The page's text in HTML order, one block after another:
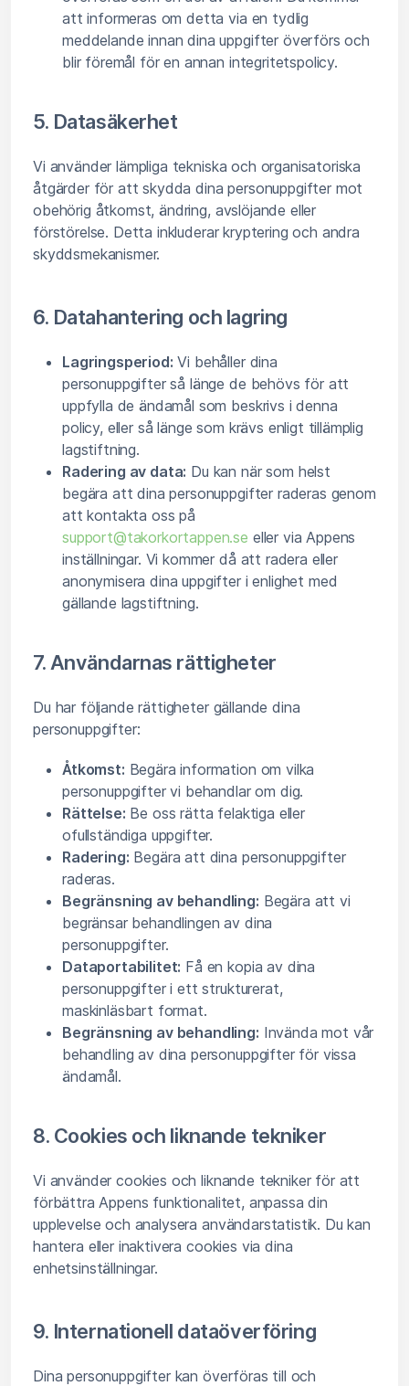
att informeras om detta via en tydlig
meddelande innan dina uppgifter överförs och
blir föremål för en annan integritetspolicy.
5. Datasäkerhet
Vi använder lämpliga tekniska och organisatoriska
åtgärder för att skydda dina personuppgifter mot
obehörig åtkomst, ändring, avslöjande eller
förstörelse. Detta inkluderar kryptering och andra
skyddsmekanismer.
6. Datahantering och lagring
Lagringsperiod: Vi behåller dina
personuppgifter så länge de behövs för att
uppfylla de ändamål som beskrivs i denna
policy, eller så länge som krävs enligt tillämplig
lagstiftning.
Radering av data: Du kan när som helst
begära att dina personuppgifter raderas genom
att kontakta oss på
support@takorkortappen.se eller via Appens
inställningar. Vi kommer då att radera eller
anonymisera dina uppgifter i enlighet med
gällande lagstiftning.
7. Användarnas rättigheter
Du har följande rättigheter gällande dina
personuppgifter:
Åtkomst: Begära information om vilka
personuppgifter vi behandlar om dig.
Rättelse: Be oss rätta felaktiga eller
ofullständiga uppgifter.
Radering: Begära att dina personuppgifter
raderas.
Begränsning av behandling: Begära att vi
begränsar behandlingen av dina
personuppgifter.
Dataportabilitet: Få en kopia av dina
personuppgifter i ett strukturerat,
maskinläsbart format.
Begränsning av behandling: Invända mot vår
behandling av dina personuppgifter för vissa
ändamål.
8. Cookies och liknande tekniker
Vi använder cookies och liknande tekniker för att
förbättra Appens funktionalitet, anpassa din
upplevelse och analysera användarstatistik. Du kan
hantera eller inaktivera cookies via dina
enhetsinställningar.
9. Internationell dataöverföring
Dina personuppgifter kan överföras till och